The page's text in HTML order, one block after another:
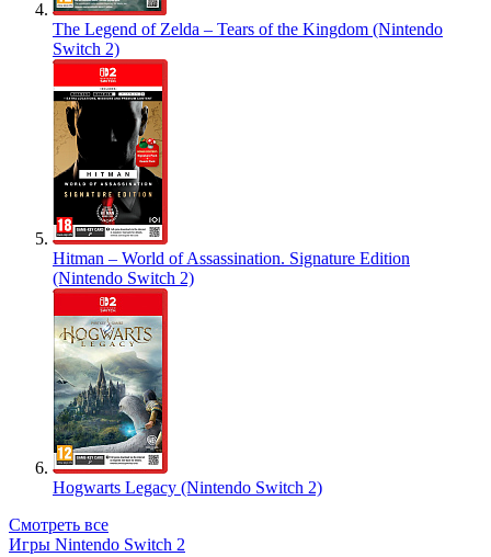
The Legend of Zelda – Tears of the Kingdom (Nintendo
Switch 2)
Hitman – World of Assassination. Signature Edition
(Nintendo Switch 2)
Hogwarts Legacy (Nintendo Switch 2)
Смотреть все
Игры Nintendo Switch 2